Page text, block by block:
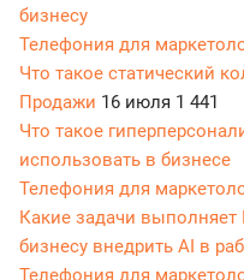
бизнесу
Телефония для
Что такое статический
Продажи 16 июля 1 441
Что такое
использовать в бизнесе
Телефония для
Какие задачи
бизнесу внедрить AI в